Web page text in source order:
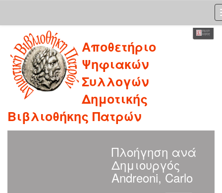
navigation
Αποθετήριο
Ψηφιακών
Συλλογών
Δημοτικής
Βιβλιοθήκης Πατρών
Πλοήγηση ανά
Δημιουργός
Andreoni, Carlo